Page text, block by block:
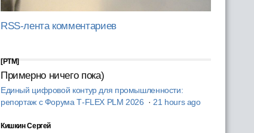
RSS-лента комментариев
[PTM]
Примерно ничего пока)
Единый цифровой контур для промышленности:
репортаж с Форума T‑FLEX PLM 2026 · 21 hours ago
Кишкин Сергей